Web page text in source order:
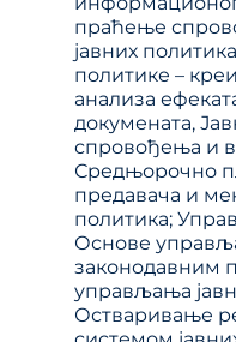
праћење
јавних
политике –
анализа
докумената,
спровођења и
Средњорочно
предавача и
политика;
Основе
законодавним
управљања
Остваривање